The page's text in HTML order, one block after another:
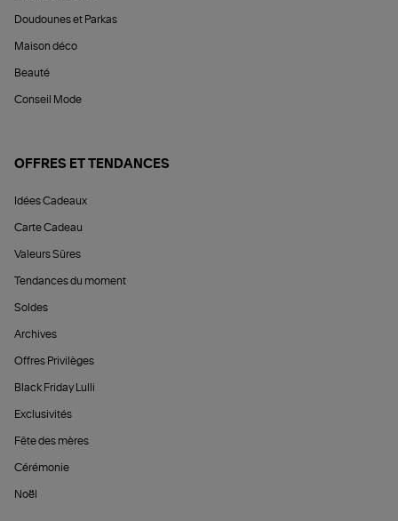
Doudounes et Parkas
Maison déco
Beauté
Conseil Mode
OFFRES ET TENDANCES
Idées Cadeaux
Carte Cadeau
Valeurs Sûres
Tendances du moment
Soldes
Archives
Offres Privilèges
Black Friday Lulli
Exclusivités
Fête des mères
Cérémonie
Noël